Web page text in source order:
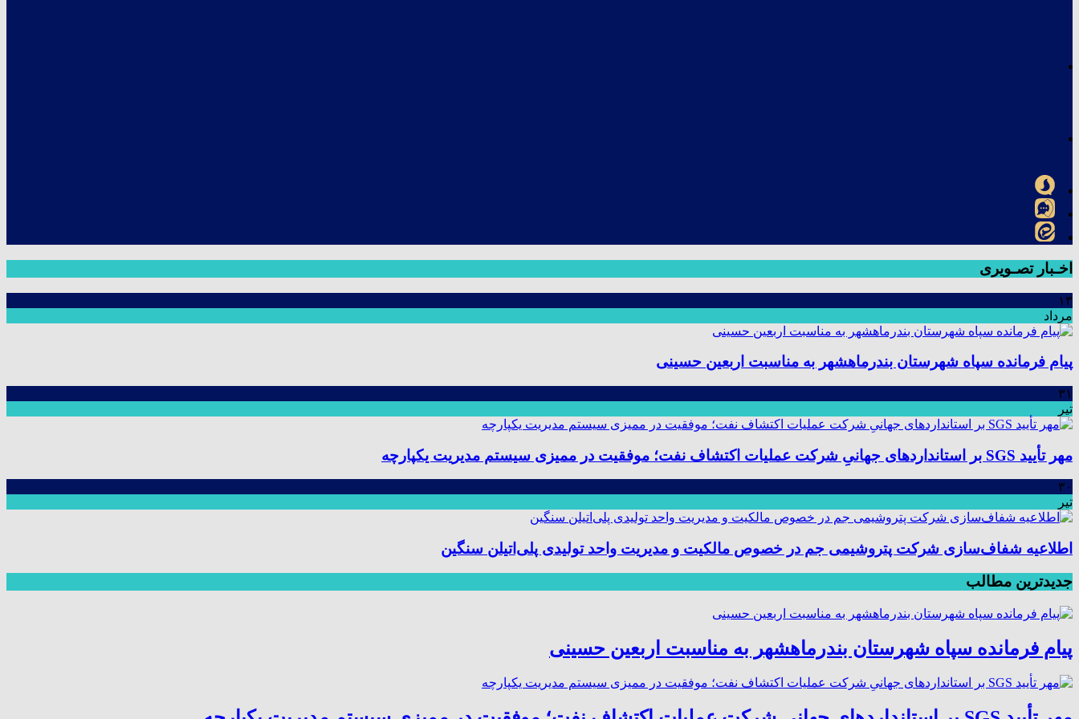
اخـبار تصـویری
۱۳
مرداد
پیام فرمانده سپاه شهرستان بندرماهشهر به مناسبت اربعین حسینی
۳۱
تیر
مهر تأیید SGS بر استانداردهای جهانیِ شرکت عملیات اکتشاف نفت؛ موفقیت در ممیزی سیستم مدیریت یکپارچه
۳۰
تیر
اطلاعیه شفاف‌سازی شرکت پتروشیمی جم در خصوص مالکیت و مدیریت واحد تولیدی پلی‌اتیلن سنگین
جدیدترین مطالب
پیام فرمانده سپاه شهرستان بندرماهشهر به مناسبت اربعین حسینی